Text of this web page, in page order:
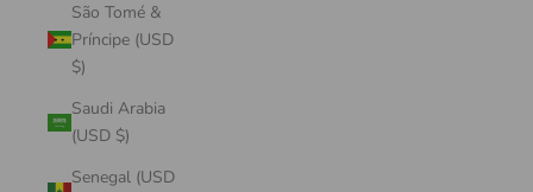
São Tomé &
Príncipe (USD
$)
Saudi Arabia
(USD $)
Senegal (USD